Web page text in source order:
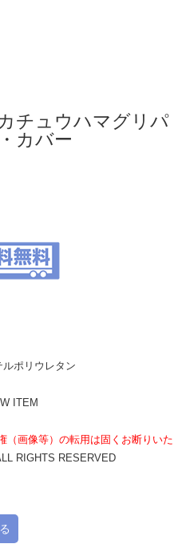
チュウハマグリパ
カバー
ポリウレタン
ITEM
（画像等）の転用は固くお断りいた
RIGHTS RESERVED